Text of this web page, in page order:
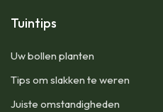
Tuintips
Uw bollen planten
Tips om slakken te weren
Juiste omstandigheden